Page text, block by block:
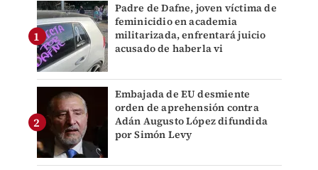
Padre de Dafne, joven víctima de
feminicidio en academia
militarizada, enfrentará juicio
acusado de haberla vi
Embajada de EU desmiente
orden de aprehensión contra
Adán Augusto López difundida
por Simón Levy